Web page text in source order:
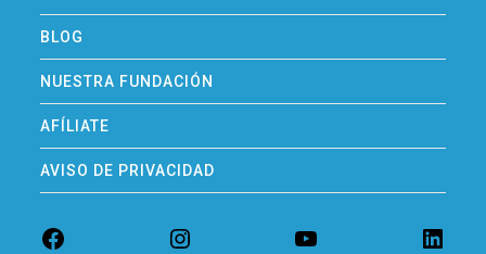
BLOG
NUESTRA FUNDACIÓN
AFÍLIATE
AVISO DE PRIVACIDAD